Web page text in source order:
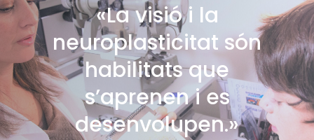
«La visió i la
neuroplasticitat són
habilitats que
s’aprenen i es
desenvolupen.»